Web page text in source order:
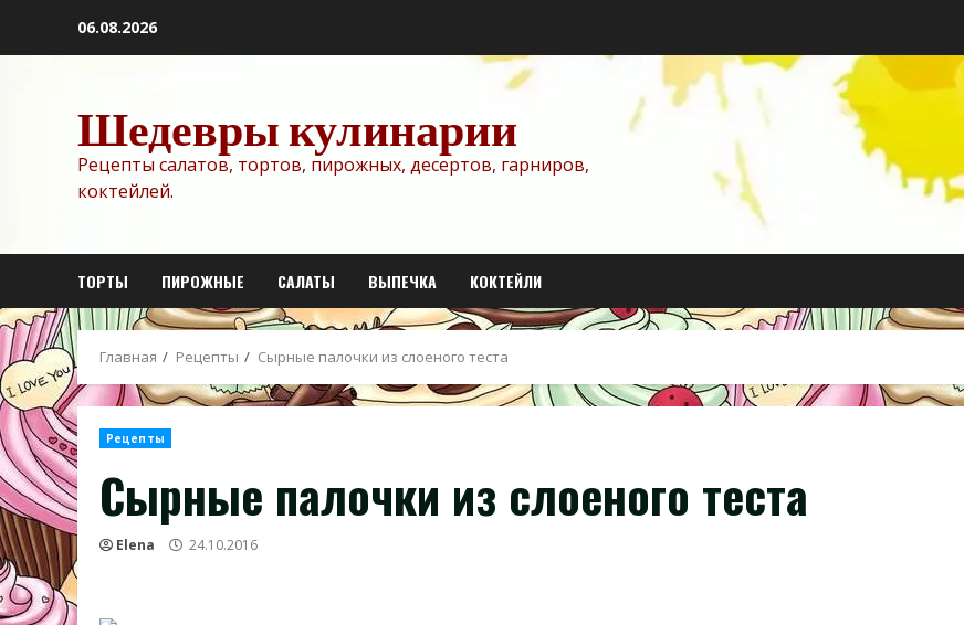
06.08.2026
Шедевры кулинарии
Рецепты салатов, тортов, пирожных, десертов, гарниров,
коктейлей.
ТОРТЫ ПИРОЖНЫЕ САЛАТЫ ВЫПЕЧКА КОКТЕЙЛИ
Главная Рецепты Сырные палочки из слоеного теста
Рецепты
Сырные палочки из слоеного теста
Elena 24.10.2016